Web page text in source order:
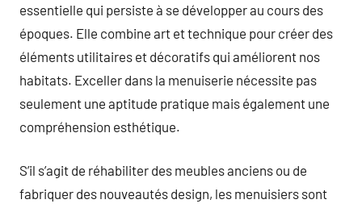
essentielle qui persiste à se développer au cours des
époques. Elle combine art et technique pour créer des
éléments utilitaires et décoratifs qui améliorent nos
habitats. Exceller dans la menuiserie nécessite pas
seulement une aptitude pratique mais également une
compréhension esthétique.
S’il s’agit de réhabiliter des meubles anciens ou de
fabriquer des nouveautés design, les menuisiers sont